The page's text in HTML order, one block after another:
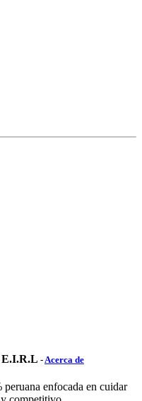
- Acerca de
peruana enfocada en cuidar